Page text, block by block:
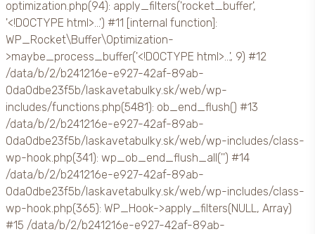
optimization.php(94): apply_filters('rocket_buffer',
'<!DOCTYPE html>...') #11 [internal function]:
WP_Rocket\Buffer\Optimization-
>maybe_process_buffer('<!DOCTYPE html>...', 9) #12
/data/b/2/b241216e-e927-42af-89ab-
0da0dbe23f5b/laskavetabulky.sk/web/wp-
includes/functions.php(5481): ob_end_flush() #13
/data/b/2/b241216e-e927-42af-89ab-
0da0dbe23f5b/laskavetabulky.sk/web/wp-includes/class-
wp-hook.php(341): wp_ob_end_flush_all('') #14
/data/b/2/b241216e-e927-42af-89ab-
0da0dbe23f5b/laskavetabulky.sk/web/wp-includes/class-
wp-hook.php(365): WP_Hook->apply_filters(NULL, Array)
#15 /data/b/2/b241216e-e927-42af-89ab-